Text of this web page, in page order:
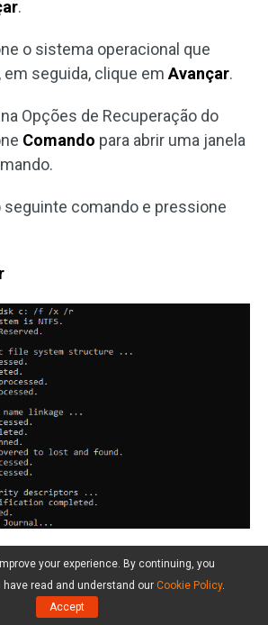
.
o sistema operacional que
em seguida, clique emAvançar.
Opções de Recuperação do
Comando para abrir uma janela
seguinte comando e pressione
uma Restauração
your experience. By continuing, you
read and understand our Cookie Policy.
Accept